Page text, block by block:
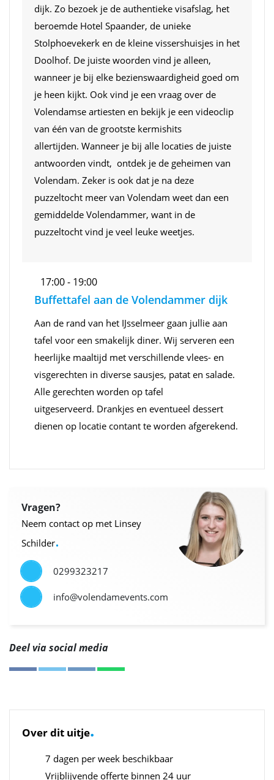
dijk. Zo bezoek je de authentieke visafslag, het
beroemde Hotel Spaander, de unieke
Stolphoevekerk en de kleine vissershuisjes in het
Doolhof. De juiste woorden vind je alleen,
wanneer je bij elke bezienswaardigheid goed om
je heen kijkt. Ook vind je een vraag over de
Volendamse artiesten en bekijk je een videoclip
van één van de grootste kermishits
allertijden. Wanneer je bij alle locaties de juiste
antwoorden vindt, ontdek je de geheimen van
Volendam. Zeker is ook dat je na deze
puzzeltocht meer van Volendam weet dan een
gemiddelde Volendammer, want in de
puzzeltocht vind je veel leuke weetjes.
17:00 - 19:00
Buffettafel aan de Volendammer dijk
Aan de rand van het IJsselmeer gaan jullie aan
tafel voor een smakelijk diner. Wij serveren een
heerlijke maaltijd met verschillende vlees- en
visgerechten in diverse sausjes, patat en salade.
Alle gerechten worden op tafel
uitgeserveerd. Drankjes en eventueel dessert
dienen op locatie contant te worden afgerekend.
Vragen?
Neem contact op met Linsey
Schilder.
0299323217
info@volendamevents.com
Deel via social media
Over dit uitje.
7 dagen per week beschikbaar
Vrijblijvende offerte binnen 24 uur